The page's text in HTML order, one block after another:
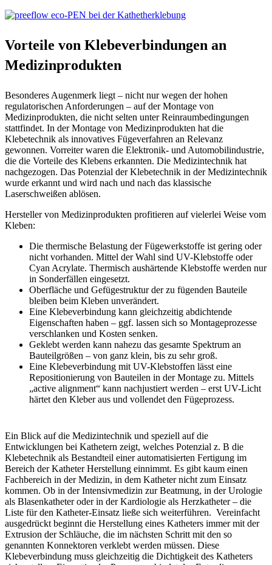
Vorteile von Klebeverbindungen an
Medizinprodukten
Besonderes Augenmerk liegt – nicht nur wegen der hohen
regulatorischen Anforderungen – auf der Montage von
Medizinprodukten, die nicht selten unter Reinraumbedingungen
stattfindet. In der Montage von Medizinprodukten hat die
Klebetechnik als innovatives Fügeverfahren an Relevanz
gewonnen. Vorreiter waren die Elektronik- und Automobilindustrie,
die die Vorteile des Klebens erkannten. Die Medizintechnik hat
nachgezogen. Das Potenzial der Klebetechnik in der Medizintechnik
wurde erkannt und wird nach und nach das klassische
Laserschweißen ablösen.
Hersteller von Medizinprodukten profitieren auf vielerlei Weise vom
Kleben:
Die thermische Belastung der Fügewerkstoffe ist gering oder
nicht vorhanden. Mittel der Wahl sind UV-Klebstoffe oder
Cyan Acrylate. Thermisch aushärtende Klebstoffe werden nur
in Sonderfällen eingesetzt.
Oberfläche und Gefügestruktur der zu fügenden Bauteile
bleiben beim Kleben unverändert.
Eine Klebeverbindung kann gleichzeitig abdichtende
Eigenschaften haben – ggf. lassen sich so Montageprozesse
verschlanken und Kosten senken.
Geklebt werden kann nahezu das gesamte Spektrum an
Bauteilgrößen – von ganz klein, bis zu sehr groß.
Eine Klebeverbindung mit UV-Klebstoffen lässt eine
Repositionierung von Bauteilen in der Montage zu. Mittels
„active alignment“ kann nachjustiert werden – erst UV-Licht
härtet den Kleber aus und vollendet den Fügeprozess.
Ein Blick auf die Medizintechnik und speziell auf die
Entwicklungen bei Kathetern zeigt, welches Potenzial z. B die
Klebetechnik als Bestandteil einer automatisierten Fertigung im
Bereich der Katheter Herstellung einnimmt. Es gibt kaum einen
Fachbereich in der Medizin, in dem Katheter nicht zum Einsatz
kommen. Ob in der Intensivmedizin zur Beatmung, in der Urologie
als Blasenkatheter oder in der Kardiologie als Herzkatheter – die
Liste für den Katheter-Einsatz ließe sich weiterführen. Vereinfacht
ausgedrückt beginnt die Herstellung eines Katheters immer mit der
Extrusion der Schläuche, die im nächsten Schritt mit den so
genannten Konnektoren verklebt werden müssen. Diese
Klebeverbindung muss gleichzeitig die Dichtigkeit des Katheters